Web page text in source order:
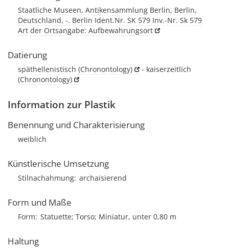
Staatliche Museen, Antikensammlung Berlin, Berlin,
Deutschland, -. Berlin Ident.Nr. SK 579 Inv.-Nr. Sk 579
Art der Ortsangabe: Aufbewahrungsort
Datierung
späthellenistisch (Chronontology)
- kaiserzeitlich
(Chronontology)
Information zur Plastik
Benennung und Charakterisierung
weiblich
Künstlerische Umsetzung
Stilnachahmung archaisierend
Form und Maße
Form Statuette; Torso; Miniatur, unter 0,80 m
Haltung